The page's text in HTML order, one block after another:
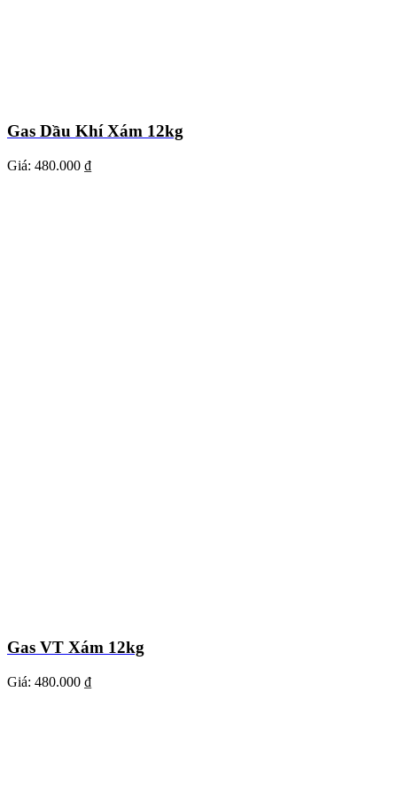
Gas Dầu Khí Xám 12kg
Giá: 480.000 ₫
Gas VT Xám 12kg
Giá: 480.000 ₫